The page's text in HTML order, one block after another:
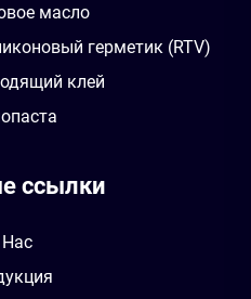
масло
герметик (RTV)
клей
ссылки